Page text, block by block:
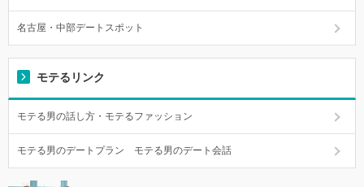
名古屋・中部デートスポット
モテるリンク
モテる男の話し方・モテるファッション
モテる男のデートプラン モテる男のデート会話